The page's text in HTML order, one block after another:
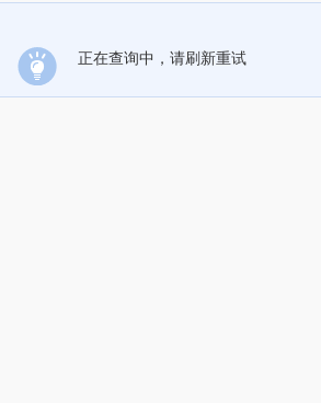
正在查询中，请刷新重试